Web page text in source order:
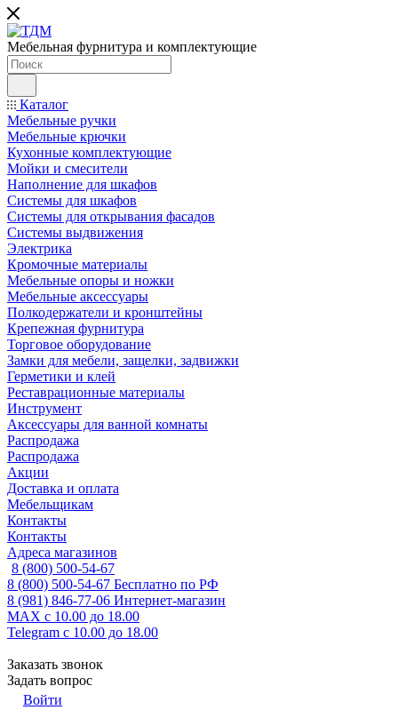
Мебельная фурнитура и комплектующие
Каталог
Мебельные ручки
Мебельные крючки
Кухонные комплектующие
Мойки и смесители
Наполнение для шкафов
Cистемы для шкафов
Системы для открывания фасадов
Системы выдвижения
Электрика
Кромочные материалы
Мебельные опоры и ножки
Мебельные аксессуары
Полкодержатели и кронштейны
Крепежная фурнитура
Торговое оборудование
Замки для мебели, защелки, задвижки
Герметики и клей
Реставрационные материалы
Инструмент
Аксессуары для ванной комнаты
Распродажа
Распродажа
Акции
Доставка и оплата
Мебельщикам
Контакты
Контакты
Адреса магазинов
8 (800) 500-54-67
8 (800) 500-54-67 Бесплатно по РФ
8 (981) 846-77-06 Интернет-магазин
MAX с 10.00 до 18.00
Telegram с 10.00 до 18.00
Заказать звонок
Задать вопрос
Войти